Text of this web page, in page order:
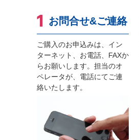
お問合せ&ご連絡
ご購入のお申込みは、イン
ターネット、お電話、FAXか
らお願いします。担当のオ
ペレータが、電話にてご連
絡いたします。